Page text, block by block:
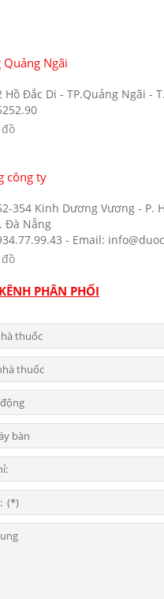
Ngãi
Hồ Đắc Di - TP.Quảng Ngãi -
công ty
354 Kinh Dương Vương - P.
Đà Nẵng
- Email:
PHÂN PHỐI